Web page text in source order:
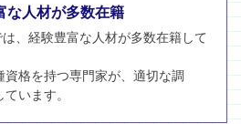
な人材が多数在籍
、経験豊富な人材が多数在籍して
格を持つ専門家が、適切な調
います。